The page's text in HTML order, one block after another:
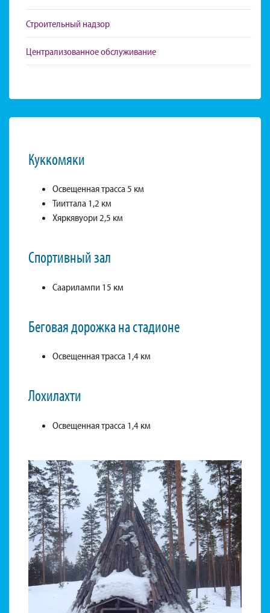
Строительный надзор
Централизованное обслуживание
Куккомяки
Освещенная трасса 5 км
Тииттала 1,2 км
Хяркявуори 2,5 км
Спортивный зал
Саарилампи 15 км
Беговая дорожка на стадионе
Освещенная трасса 1,4 км
Лохилахти
Освещенная трасса 1,4 км